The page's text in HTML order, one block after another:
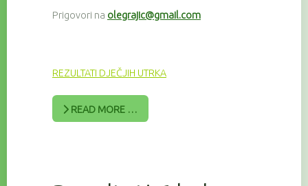
Prigovori na olegrajic@gmail.com
REZULTATI DJEČJIH UTRKA
READ MORE …